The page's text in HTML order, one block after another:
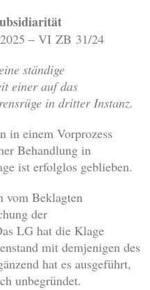
– VI ZB 31/24
ständige
einer auf das
in dritter Instanz.
in einem Vorprozess
Behandlung in
ist erfolglos geblieben.
vom Beklagten
der
LG hat die Klage
mit demjenigen des
hat es ausgeführt,
unbegründet.